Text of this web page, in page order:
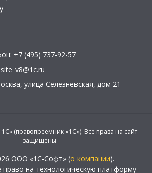
+7 (495) 737-92-57
site_v8@1c.ru
, улица Селезнёвская, дом 21
(правопреемник «1С»). Все права на сайт
защищены
ООО «1С-Софт» (о компании).
на технологическую платформу